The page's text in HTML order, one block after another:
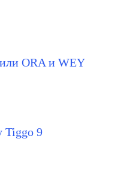
ORA и WEY
Tiggo 9